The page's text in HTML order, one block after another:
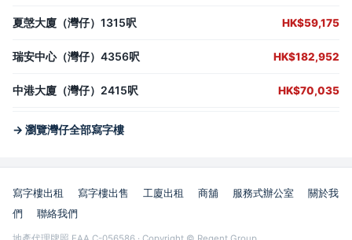
夏愨大廈（灣仔）1315呎 HK$59,175
瑞安中心（灣仔）4356呎 HK$182,952
中港大廈（灣仔）2415呎 HK$70,035
→ 瀏覽灣仔全部寫字樓
寫字樓出租 寫字樓出售 工廈出租 商舖 服務式辦公室
關於我
們
聯絡我們